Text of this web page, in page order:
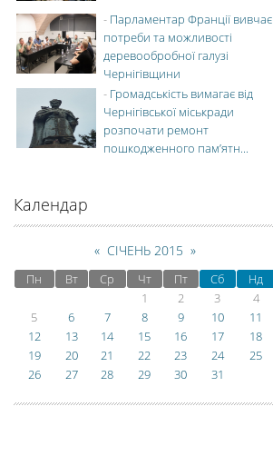
- Парламентар Франції вивчає
потреби та можливості
деревообробної галузі
Чернігівщини
- Громадськість вимагає від
Чернігівської міськради
розпочати ремонт
пошкодженного пам’ятн...
Календар
« СІЧЕНЬ 2015 »
Пн Вт Ср Чт Пт Сб
Нд
1
2 3
4
5
6 7 8 9 10
11
12
13 14 15 16 17
18
19
20 21 22 23 24
25
26
27 28 29 30 31